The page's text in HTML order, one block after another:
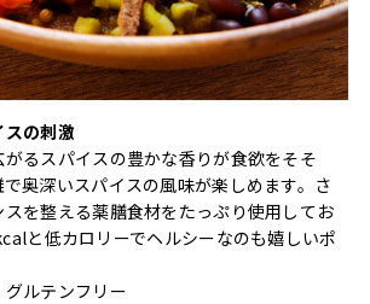
の刺激
るスパイスの豊かな香りが食欲をそそ
奥深いスパイスの風味が楽しめます。さ
を整える薬膳食材をたっぷり使用してお
と低カロリーでヘルシーなのも嬉しいポ
ルテンフリー